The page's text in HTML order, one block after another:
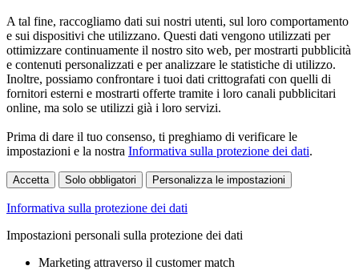
A tal fine, raccogliamo dati sui nostri utenti, sul loro comportamento
e sui dispositivi che utilizzano. Questi dati vengono utilizzati per
ottimizzare continuamente il nostro sito web, per mostrarti pubblicità
e contenuti personalizzati e per analizzare le statistiche di utilizzo.
Inoltre, possiamo confrontare i tuoi dati crittografati con quelli di
fornitori esterni e mostrarti offerte tramite i loro canali pubblicitari
online, ma solo se utilizzi già i loro servizi.
Prima di dare il tuo consenso, ti preghiamo di verificare le
impostazioni e la nostra Informativa sulla protezione dei dati.
Accetta Solo obbligatori Personalizza le impostazioni
Informativa sulla protezione dei dati
Impostazioni personali sulla protezione dei dati
Marketing attraverso il customer match